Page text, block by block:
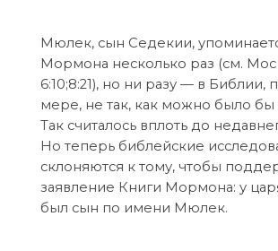
Мюлек, сын Седекии,
Мормона несколько раз (см. Мос
6:10;8:21), но ни разу — в Библии,
мере, не так, как можно было бы
Так считалось вплоть до
Но теперь библейские
склоняются к тому, чтобы
заявление Книги Мормона: у
был сын по имени Мюлек.